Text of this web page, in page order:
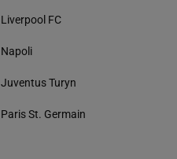
Liverpool FC
Napoli
Juventus Turyn
Paris St. Germain